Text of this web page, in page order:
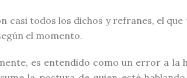
casi todos los dichos y refranes, el
el momento.
es entendido como un error a la